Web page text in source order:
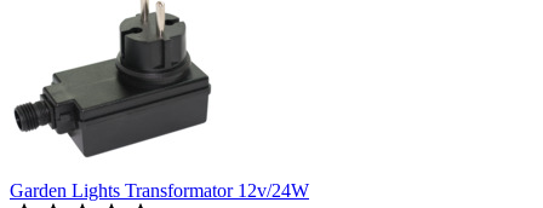
Garden Lights Transformator 12v/24W